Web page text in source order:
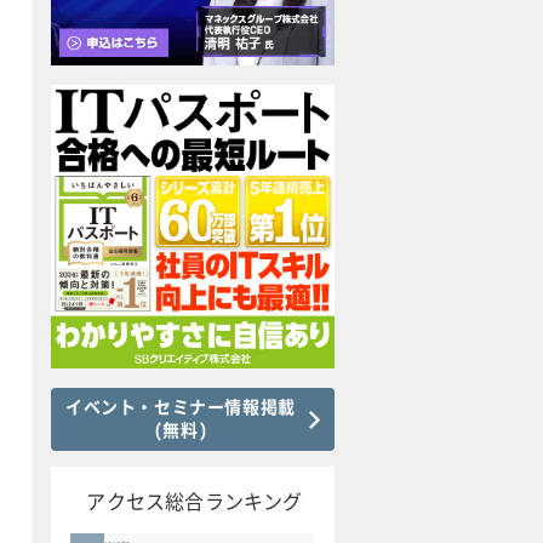
イベント・セミナー情報掲載
(無料)
アクセス総合ランキング